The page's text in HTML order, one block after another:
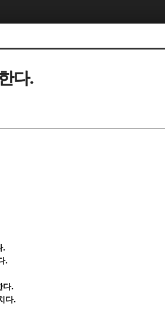
다.
.
.
다.
다.